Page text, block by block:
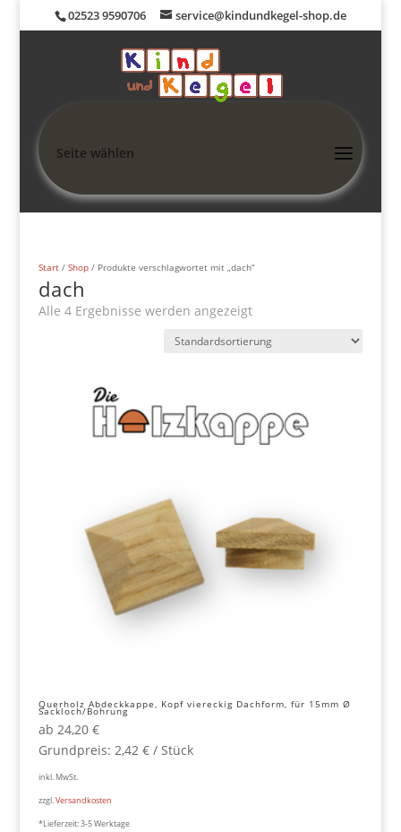
02523 9590706 service@kindundkegel-shop.de
Seite wählen
Start/ Shop/ Produkte verschlagwortet mit „dach“
dach
Alle 4 Ergebnisse werden angezeigt
Querholz Abdeckkappe, Kopf viereckig Dachform, für 15mm Ø
Sackloch/Bohrung
ab 24,20 €
Grundpreis: 2,42 €/ Stück
inkl. MwSt.
zzgl.Versandkosten
*Lieferzeit:3-5 Werktage